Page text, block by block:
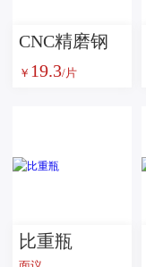
CNC精磨钢
化玻璃 智能
家居用 按需
￥ 19.3/片
比重瓶